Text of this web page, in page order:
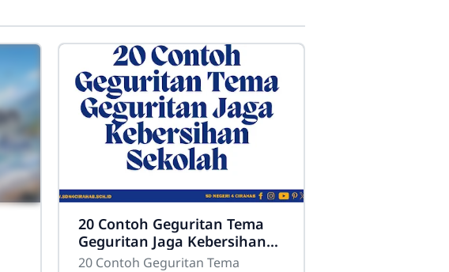
20 Contoh Geguritan Tema
Geguritan Jaga Kebersihan
Sekolah
20 Contoh Geguritan Tema